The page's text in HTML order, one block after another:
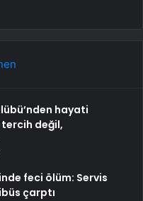
hayati
tercih değil,
feci ölüm: Servis
çarptı